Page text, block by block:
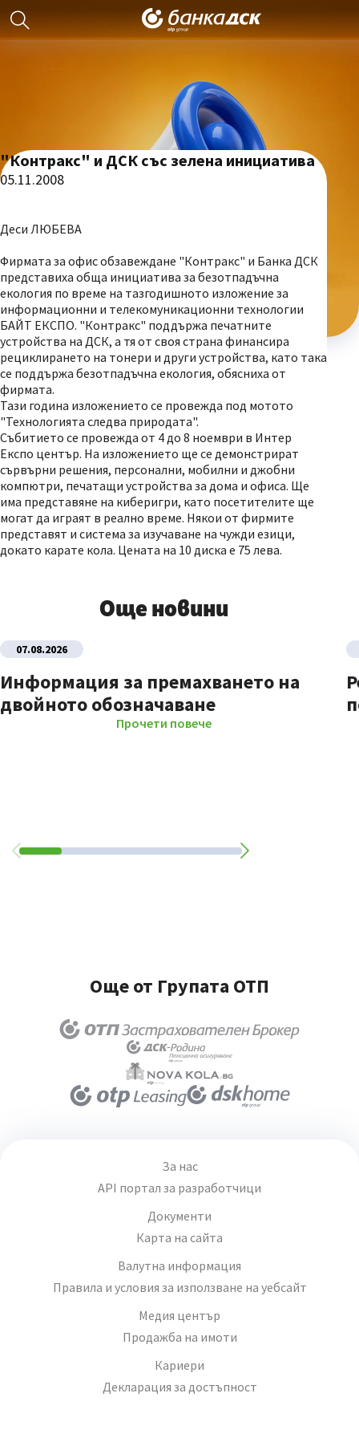
"Контракс" и ДСК със зелена инициатива
05.11.2008
Деси ЛЮБЕВА
Фирмата за офис обзавеждане "Контракс" и Банка ДСК
представиха обща инициатива за безотпадъчна
екология по време на тазгодишното изложение за
информационни и телекомуникационни технологии
БАЙТ ЕКСПО. "Контракс" поддържа печатните
устройства на ДСК, а тя от своя страна финансира
рециклирането на тонери и други устройства, като така
се поддържа безотпадъчна екология, обясниха от
фирмата.
Тази година изложението се провежда под мотото
"Технологията следва природата".
Събитието се провежда от 4 до 8 ноември в Интер
Експо център. На изложението ще се демонстрират
сървърни решения, персонални, мобилни и джобни
компютри, печатащи устройства за дома и офиса. Ще
има представяне на киберигри, като посетителите ще
могат да играят в реално време. Някои от фирмите
представят и система за изучаване на чужди езици,
докато карате кола. Цената на 10 диска е 75 лева.
Още новини
07.08.2026
Информация за премахването на
двойното обозначаване
Прочети повече
Още от Групата ОТП
За нас
API портал за разработчици
Документи
Карта на сайта
Валутна информация
Правила и условия за използване на уебсайт
Медия център
Продажба на имоти
Кариери
Декларация за достъпност